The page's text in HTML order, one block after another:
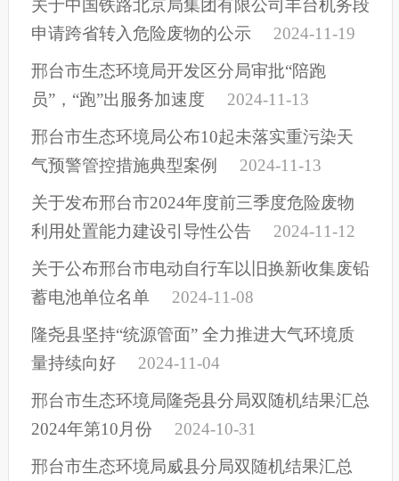
关于中国铁路北京局集团有限公司丰台机务段
申请跨省转入危险废物的公示
2024-11-19
邢台市生态环境局开发区分局审批“陪跑
员”，“跑”出服务加速度
2024-11-13
邢台市生态环境局公布10起未落实重污染天
气预警管控措施典型案例
2024-11-13
关于发布邢台市2024年度前三季度危险废物
利用处置能力建设引导性公告
2024-11-12
关于公布邢台市电动自行车以旧换新收集废铅
蓄电池单位名单
2024-11-08
隆尧县坚持“统源管面” 全力推进大气环境质
量持续向好
2024-11-04
邢台市生态环境局隆尧县分局双随机结果汇总
2024年第10月份
2024-10-31
邢台市生态环境局威县分局双随机结果汇总